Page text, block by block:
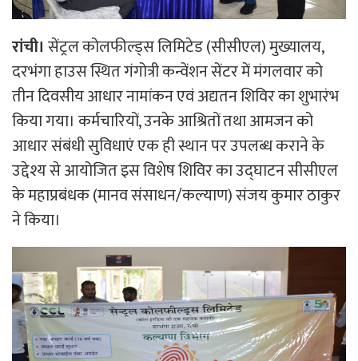
रांची। सेंट्रल कोलफील्ड्स लिमिटेड (सीसीएल) मुख्यालय,
दरभंगा हाउस स्थित गंगोत्री कन्वेंशन सेंटर में मंगलवार को
तीन दिवसीय आधार नामांकन एवं अद्यतन शिविर का शुभारंभ
किया गया। कर्मचारियों, उनके आश्रितों तथा आमजन को
आधार संबंधी सुविधाएं एक ही स्थान पर उपलब्ध कराने के
उद्देश्य से आयोजित इस विशेष शिविर का उद्घाटन सीसीएल
के महाप्रबंधक (मानव संसाधन/कल्याण) संजय कुमार ठाकुर
ने किया।